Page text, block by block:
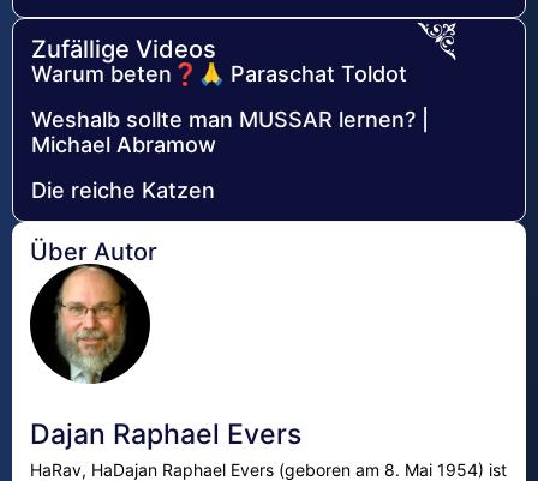
Zufällige Videos
Warum beten❓🙏 Paraschat Toldot
Weshalb sollte man MUSSAR lernen? |
Michael Abramow
Die reiche Katzen
Über Autor
Dajan Raphael Evers
HaRav, HaDajan Raphael Evers (geboren am 8. Mai 1954) ist